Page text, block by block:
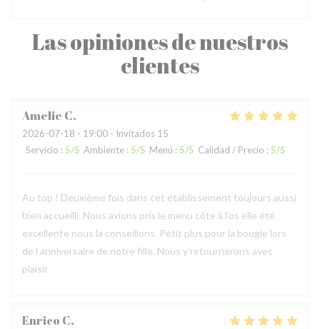
Las opiniones de nuestros
clientes
Amelie C
2026-07-18 - 19:00 - Invitados 15
Servicio : 5/5 Ambiente : 5/5 Menú : 5/5 Calidad / Precio : 5/5
Au top ! Deuxième fois dans cet établissement toujours aussi
bien accueilli. Nous avions pris le menu côte à l’os elle été
excellente nous la conseillons. Petit plus pour la bougie lors
de l anniversaire de notre fille. Nous y retournerons avec
plaisir.
Enrico C